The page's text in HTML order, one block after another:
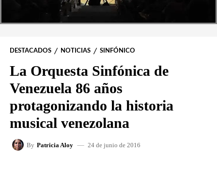
DESTACADOS NOTICIAS SINFÓNICO
La Orquesta Sinfónica de
Venezuela 86 años
protagonizando la historia
musical venezolana
By Patricia Aloy 24 de junio de 2016